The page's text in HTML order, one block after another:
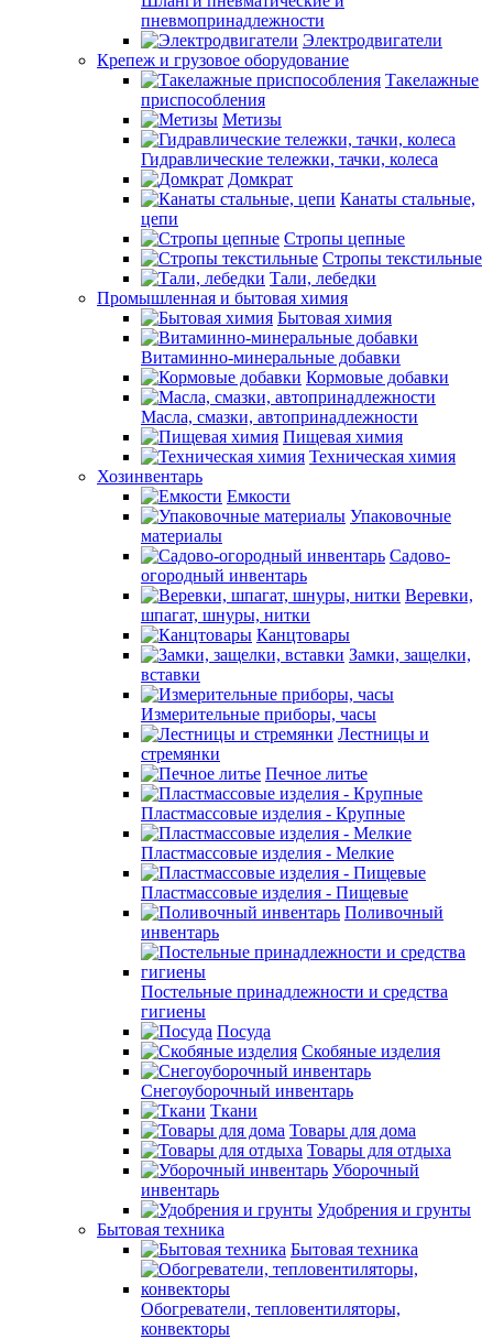
пневмопринадлежности
Электродвигатели
Крепеж и грузовое оборудование
Такелажные
приспособления
Метизы
Гидравлические тележки, тачки, колеса
Домкрат
Канаты стальные,
цепи
Стропы цепные
Стропы текстильные
Тали, лебедки
Промышленная и бытовая химия
Бытовая химия
Витаминно-минеральные добавки
Кормовые добавки
Масла, смазки, автопринадлежности
Пищевая химия
Техническая химия
Хозинвентарь
Емкости
Упаковочные
материалы
Садово-
огородный инвентарь
Веревки,
шпагат, шнуры, нитки
Канцтовары
Замки, защелки,
вставки
Измерительные приборы, часы
Лестницы и
стремянки
Печное литье
Пластмассовые изделия - Крупные
Пластмассовые изделия - Мелкие
Пластмассовые изделия - Пищевые
Поливочный
инвентарь
Постельные принадлежности и средства
гигиены
Посуда
Скобяные изделия
Снегоуборочный инвентарь
Ткани
Товары для дома
Товары для отдыха
Уборочный
инвентарь
Удобрения и грунты
Бытовая техника
Бытовая техника
Обогреватели, тепловентиляторы,
конвекторы